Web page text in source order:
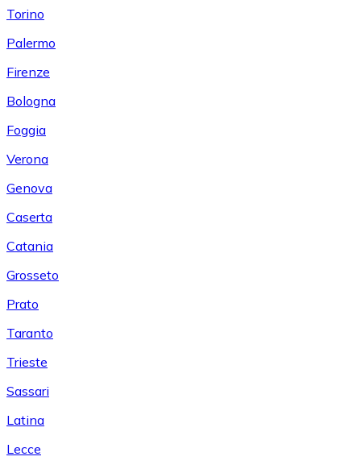
Torino
Palermo
Firenze
Bologna
Foggia
Verona
Genova
Caserta
Catania
Grosseto
Prato
Taranto
Trieste
Sassari
Latina
Lecce